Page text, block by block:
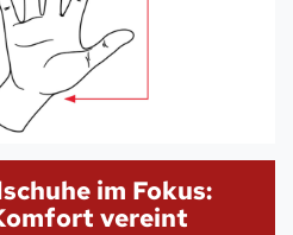
im Fokus:
vereint